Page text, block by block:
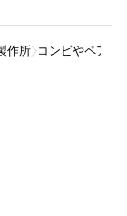
作所 コンビやペアで